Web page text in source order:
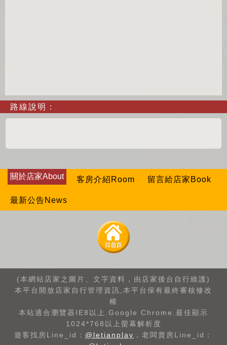
路線說明：
關於店家About 客房介紹Room 留言給店家Book
最新公告News
(本網站店家之圖片、文字資料，由店家後台自行維護)
本平台開放店家自行管理資訊,本平台保有最終審核修改
權
本站適合瀏覽器IE8以上.Google Chrome.最佳顯示
1024*768以上螢幕解析度
遊客找房Line_id： @letianplay ，老闆賣房Line_id：